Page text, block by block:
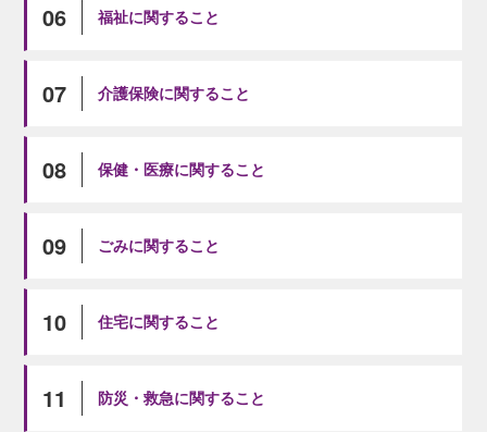
06 福祉に関すること
07 介護保険に関すること
08 保健・医療に関すること
09 ごみに関すること
10 住宅に関すること
11 防災・救急に関すること